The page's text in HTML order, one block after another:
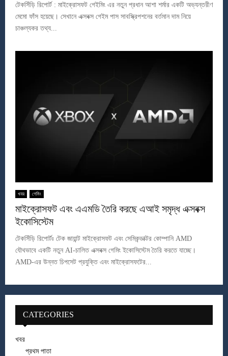
টেকসিঁড়ি রিপোর্ট : মাইক্রোসফট গেইমিং এর নতুন প্রধান আশা শর্মার একটি অভ্যন্তরীণ
মেমো ফাঁস হয়েছে। সেখানে এক্সবক্স গেইম পাস সাবস্ক্রিপশনের বর্তমান দাম নিয়ে
চাঞ্চল্যকর তথ্য...
খবর গেমিং
মাইক্রোসফট এবং এএমডি তৈরি করছে এআই সমৃদ্ধ এক্সবক্স
ইকোসিস্টেম
টেকসিঁড়ি রিপোর্টঃ টেক জায়ান্ট মাইক্রোসফট এবং সেমিকন্ডাক্টর কোম্পানি AMD
যৌথভাবে একটি নতুন AI-চালিত এক্সবক্স গেমিং ইকোসিস্টেম তৈরি করতে যাচ্ছে।
AMD-এর উন্নত চিপসেট প্রযুক্তি এবং মাইক্রোসফটের...
CATEGORIES
খবর
প্রথম পাতা